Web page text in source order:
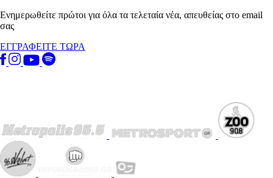
Ενημερωθείτε πρώτοι για όλα τα τελεταία νέα, απευθείας στο email
σας
ΕΓΓΡΑΦΕΙΤΕ ΤΩΡΑ